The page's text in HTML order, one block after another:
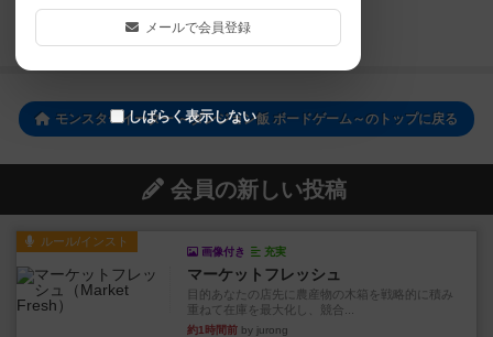
ら選び、そのパーティに...
モンスターイーター ～ダンジョン飯 ボードゲーム～のトップに戻る
会員の新しい投稿
ルール/インスト
画像付き 充実
マーケットフレッシュ
目的あなたの店先に農産物の木箱を戦略的に積み
重ねて在庫を最大化し、競合...
約1時間前 by jurong
メールで会員登録
しばらく表示しない